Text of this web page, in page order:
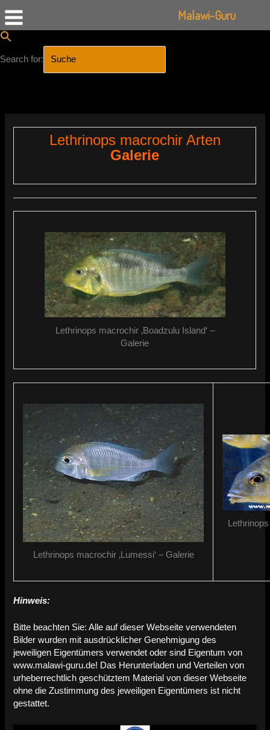
Search for:
Lethrinops macrochir Arten
Galerie
Lethrinops macrochir ‚Boadzulu Island‘ –
Galerie
Lethrinops macrochir ‚Lumessi‘ – Galerie
Hinweis:
Bitte beachten Sie: Alle auf dieser Webseite verwendeten
Bilder wurden mit ausdrücklicher Genehmigung des
jeweiligen Eigentümers verwendet oder sind Eigentum von
www.malawi-guru.de! Das Herunterladen und Verteilen von
urheberrechtlich geschütztem Material von dieser Webseite
ohne die Zustimmung des jeweiligen Eigentümers ist nicht
gestattet.
Malawi-Guru